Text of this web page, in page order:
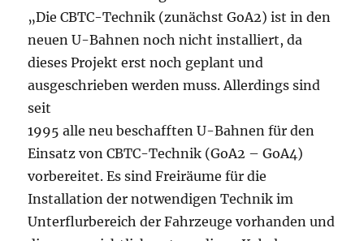
„Die CBTC-Technik (zunächst GoA2) ist in den
neuen U-Bahnen noch nicht installiert, da
dieses Projekt erst noch geplant und
ausgeschrieben werden muss. Allerdings sind
seit
1995 alle neu beschafften U-Bahnen für den
Einsatz von CBTC-Technik (GoA2 – GoA4)
vorbereitet. Es sind Freiräume für die
Installation der notwendigen Technik im
Unterflurbereich der Fahrzeuge vorhanden und